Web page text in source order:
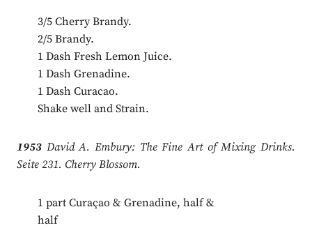
3/5 Cherry Brandy.
2/5 Brandy.
1 Dash Fresh Lemon Juice.
1 Dash Grenadine.
1 Dash Curacao.
Shake well and Strain.
1953David A. Embury: The Fine Art of Mixing Drinks.
Seite 231. Cherry Blossom.
1 part Curaçao & Grenadine, half &
half